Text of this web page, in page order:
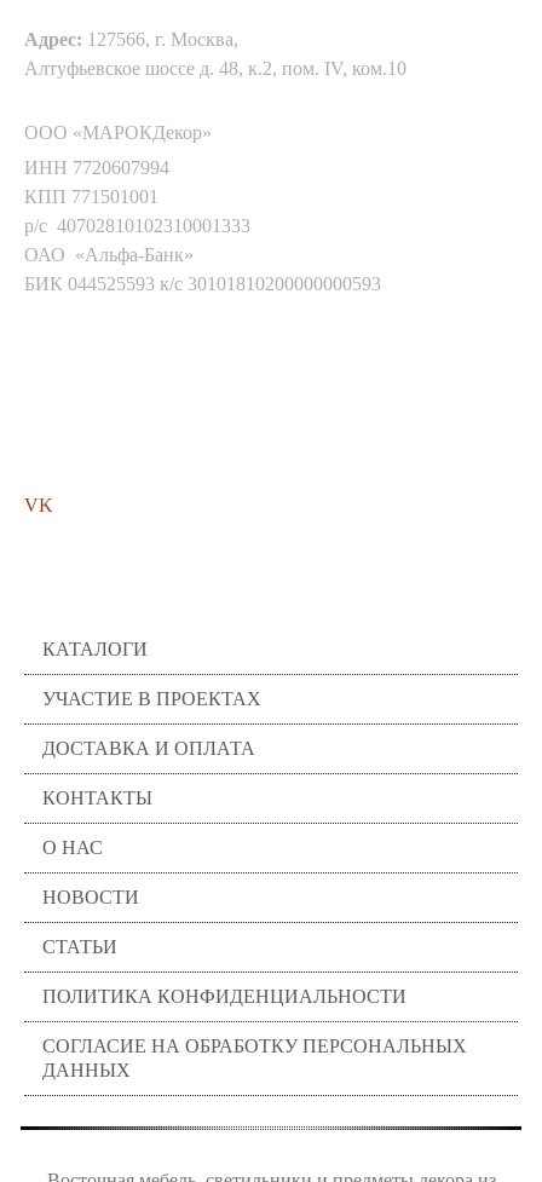
Адрес: 127566, г. Москва,
Алтуфьевское шоссе д. 48, к.2, пом. IV, ком.10
ООО «МАРОКДекор»
ИНН 7720607994
КПП 771501001
р/с 40702810102310001333
ОАО «Альфа-Банк»
БИК 044525593 к/с 30101810200000000593
VK
КАТАЛОГИ
УЧАСТИЕ В ПРОЕКТАХ
ДОСТАВКА И ОПЛАТА
КОНТАКТЫ
О НАС
НОВОСТИ
СТАТЬИ
ПОЛИТИКА КОНФИДЕНЦИАЛЬНОСТИ
СОГЛАСИЕ НА ОБРАБОТКУ ПЕРСОНАЛЬНЫХ
ДАННЫХ